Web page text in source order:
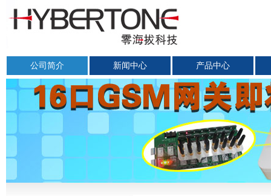
公司简介 新闻中心 产品中心